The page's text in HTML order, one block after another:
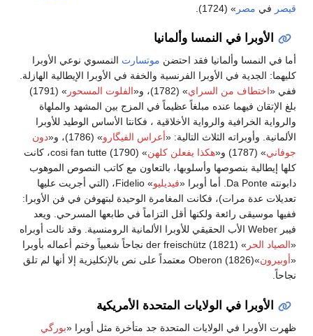
قيصر في مصر » (1724).
الأوبرا في النمسا وألمانيا
أما في النمسا وألمانيا فقد احتضن موتسارت النمسوي نوعي الأوبرا
كليهما: الجدية في الأوبرا الفرنسية والخفة في الأوبرا الإيطالية الهازلة.
ففي «اختطاف من السراي» (1782)، و« الفلوت المسحور
» (1791)
بلغ الإتقان فيهما عنده مبلغاً عظيماً في المزج بين المشهد والملهاة
والرواية الخرافية والرواية الأخلاقية ، فكانتا الأساس الوطيد للأوبرا
الألمانية. وأوبراته الثلاث التالية: «أعراس الفيگارو» (1786)، و«
دون
جوفاني» (1787) و« هكذا يفعلن كلهن
» (1790) cosi fan tutte، كانت
كلها إيطالية بنصوصها وأسلوبها، بالتعاون مع كاتب النصوص الموهوب
دابونته Da Ponte. أما أوبرا «
فيديليو
» Fidelio، (التي أجريت عليها
تعديلات عدة مرات)، فكانت المغامرة الوحيدة لبتهوفن في فن الأوبرا:
ففيها موسيقى رائعة ولكنها أقل التزاماً في طابعها المسرحي. ويعد
فيبر Weber الأب الحقيقي للأوبرا الألمانية الرومنسية. وقد نالت أوبراه
«الصياد الحر
» der freischütz (1821) نجاحاً شعبياً وختم أعماله بأوبرا
«أوبيرون
»Oberon (1826) معتمداً على نص بالإنكليزية إلا أنها لم تلق
نجاحاً.
الأوبرا في الولايات المتحدة الأمريكية
ظهرت الأوبرا في الولايات المتحدة جد متأخرة مثل أوبرا «بورگي